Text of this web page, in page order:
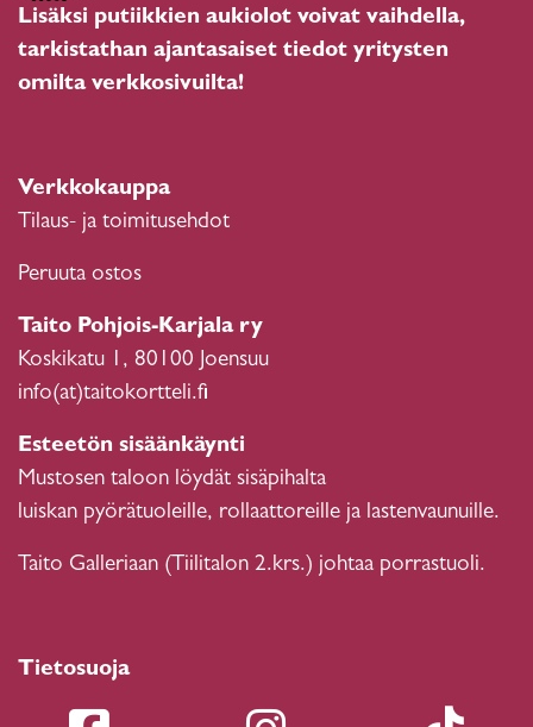
Lisäksi putiikkien aukiolot voivat vaihdella,
tarkistathan ajantasaiset tiedot yritysten
omilta verkkosivuilta!
Verkkokauppa
Tilaus- ja toimitusehdot
Peruuta ostos
Taito Pohjois-Karjala ry
Koskikatu 1, 80100 Joensuu
info(at)taitokortteli.fi
Esteetön sisäänkäynti
Mustosen taloon löydät sisäpihalta
luiskan pyörätuoleille, rollaattoreille ja lastenvaunuille.
Taito Galleriaan (Tiilitalon 2.krs.) johtaa porrastuoli.
Tietosuoja